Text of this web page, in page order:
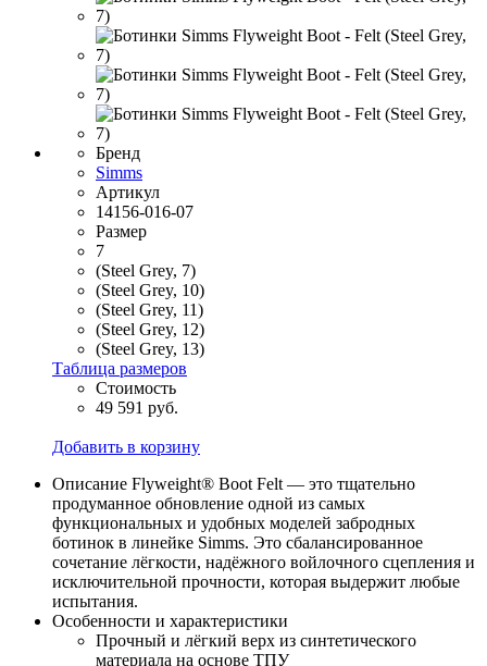
Бренд
Simms
Артикул
14156-016-07
Размер
7
(Steel Grey, 7)
(Steel Grey, 10)
(Steel Grey, 11)
(Steel Grey, 12)
(Steel Grey, 13)
Таблица размеров
Стоимость
49 591 руб.
Добавить в корзину
Описание Flyweight® Boot Felt — это тщательно
продуманное обновление одной из самых
функциональных и удобных моделей забродных
ботинок в линейке Simms. Это сбалансированное
сочетание лёгкости, надёжного войлочного сцепления и
исключительной прочности, которая выдержит любые
испытания.
Особенности и характеристики
Прочный и лёгкий верх из синтетического
материала на основе ТПУ